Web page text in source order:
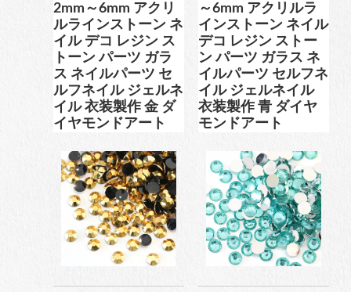
2mm～6mm アクリ
ルラインストーン ネ
イル デコ レジン ス
トーン パーツ ガラ
ス ネイルパーツ セ
ルフネイル ジェルネ
イル 衣装製作 金 ダ
イヤモンドアート
～6mm アクリルラ
インストーン ネイル
デコ レジン ストー
ン パーツ ガラス ネ
イルパーツ セルフネ
イル ジェルネイル
衣装製作 青 ダイヤ
モンドアート